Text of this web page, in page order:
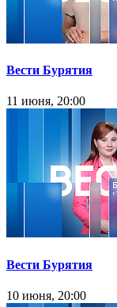
Вести Бурятия
11 июня, 20:00
Вести Бурятия
10 июня, 20:00